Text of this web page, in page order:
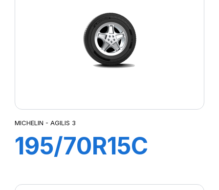
MICHELIN - AGILIS 3
195/70R15C